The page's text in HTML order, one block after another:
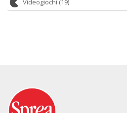
Videogiochi (19)